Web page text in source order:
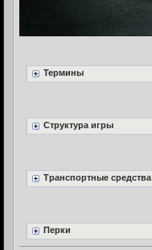
Термины
Структура игры
Транспортные средства
Перки